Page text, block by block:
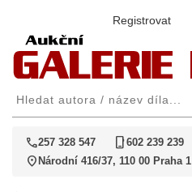
Registrovat
call257 328 547 phone_iphone602 239 239
location_on Národní 416/37, 110 00 Praha 1